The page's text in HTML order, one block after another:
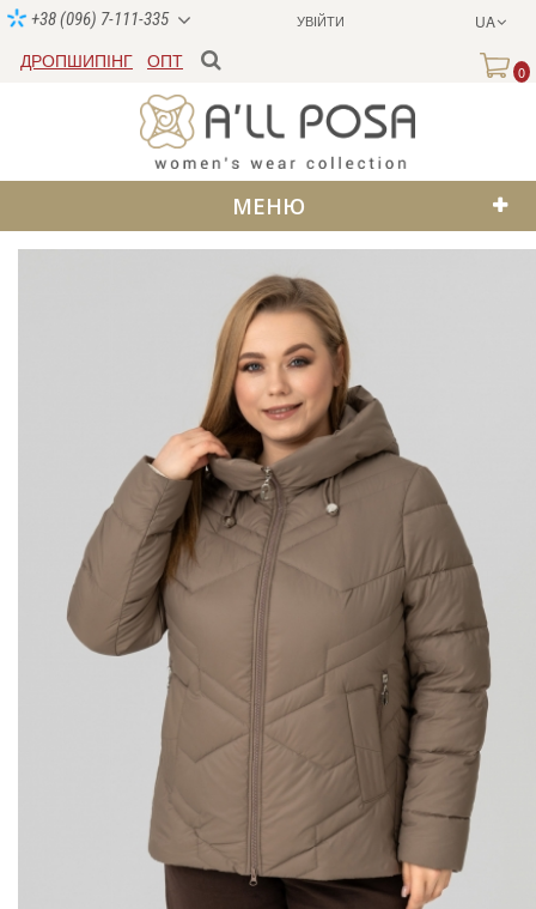
УВІЙТИ UA
+38 (096) 7-111-335
ДРОПШИПІНГ ОПТ
0
МЕНЮ